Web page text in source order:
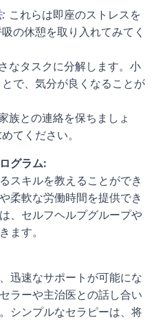
: これらは即座のストレスを
の休憩を取り入れてみてく
なタスクに分解します。小
で、気分が良くなることが
族との連絡を保ちましょ
てください。
グラム:
スキルを教えることができ
柔軟な労働時間を提供でき
、セルフヘルプグループや
ます。
迅速なサポートが可能にな
ラーや主治医との話し合い
シンプルなセラピーは、将